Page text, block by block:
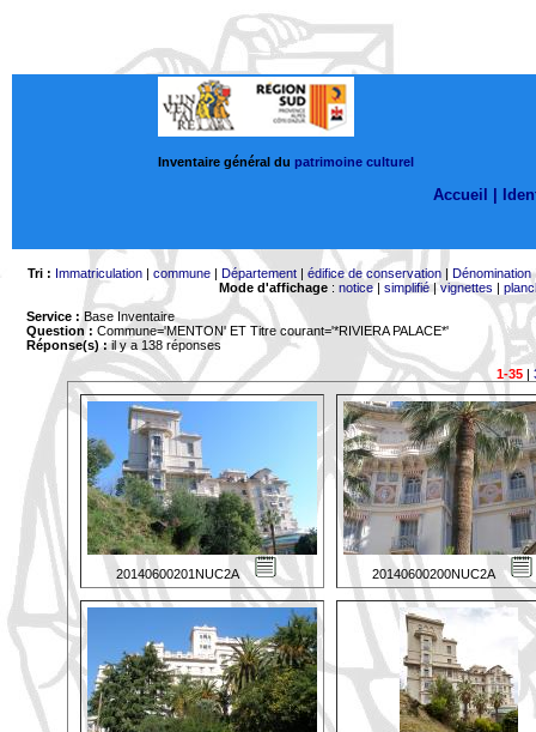
Inventaire général du patrimoine culturel
Accueil |
Tri : Immatriculation| commune| Département| édifice de conservation| Dénomination
Mode d'affichage: notice| simplifié|vignettes |
Service : Base Inventaire
Question : Commune='MENTON' ET Titre courant='*RIVIERA PALACE*'
Réponse(s) :il y a 138 réponses
1-35|
20140600201NUC2A 20140600200NUC2A